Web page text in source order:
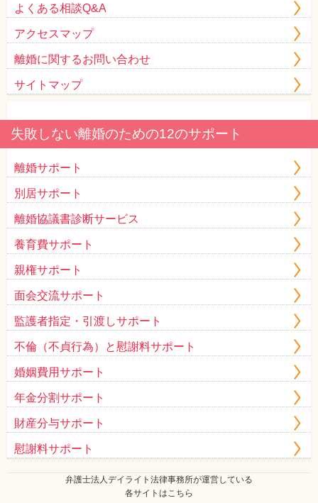
よくある相談Q&A
アクセスマップ
離婚に関するお問い合わせ
サイトマップ
失敗しない離婚のための12のサポート
離婚サポート
別居サポート
離婚協議書診断サービス
養育費サポート
親権サポート
面会交流サポート
監護者指定・引渡しサポート
不倫（不貞行為）と慰謝料サポート
婚姻費用サポート
年金分割サポート
財産分与サポート
慰謝料サポート
弁護士法人デイライト法律事務所が運営している
各サイトはこちら